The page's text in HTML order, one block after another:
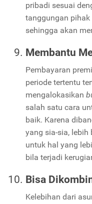
pribadi sesuai
tanggungan
sehingga akan
Membantu
Pembayaran
periode tertentu
mengalokasikan
salah satu cara
baik. Karena
yang sia-sia, lebih
untuk hal yang
bila terjadi
Bisa
Kelebihan dari